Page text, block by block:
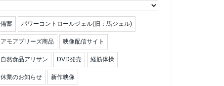
備蓄 パワーコントロールジェル(旧：馬ジェル)
アモアプリーズ商品 映像配信サイト
自然食品アリサン DVD発売 経筋体操
休業のお知らせ 新作映像